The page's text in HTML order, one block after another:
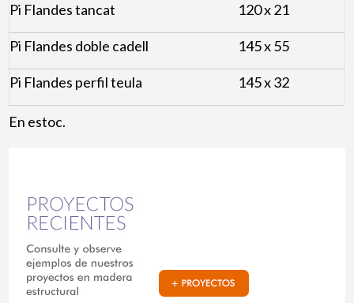
Pi Flandes tancat 120 x 21
Pi Flandes doble cadell 145 x 55
Pi Flandes perfil teula 145 x 32
En estoc.
Projectes